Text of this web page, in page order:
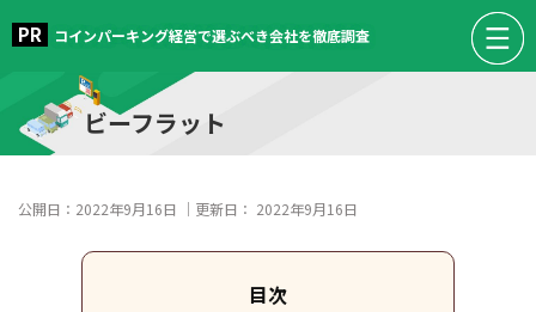
コインパーキング経営で選ぶべき会社を徹底調査
ビーフラット
公開日： 2022年9月16日 ｜更新日： 2022年9月16日